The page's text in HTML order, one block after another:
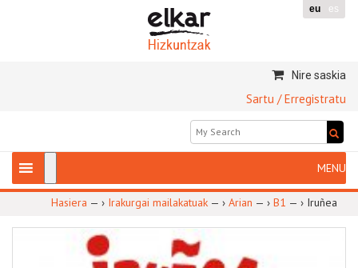
eu es
Nire saskia
Sartu / Erregistratu
Hasiera — › Irakurgai mailakatuak — › Arian — › B1 — › Iruñea